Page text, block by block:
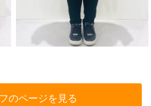
のページを見る